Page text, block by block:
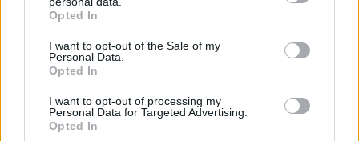
grant or deny consent to Google and its third-party tags to
use your data for below specified purposes in below Google
consent section.
Opted In
I want to opt-out of the Sale of my
Personal Data.
Opted In
I want to opt-out of processing my
Personal Data for Targeted Advertising.
Opted In
Φορολογία επιχειρήσεων: Σε τρία χρόνια η μείωση στο
26%! Αντί να ισχύσει από το 2019, θα εφαρμοστεί από
το 2021!
28.11.2018, 12:57